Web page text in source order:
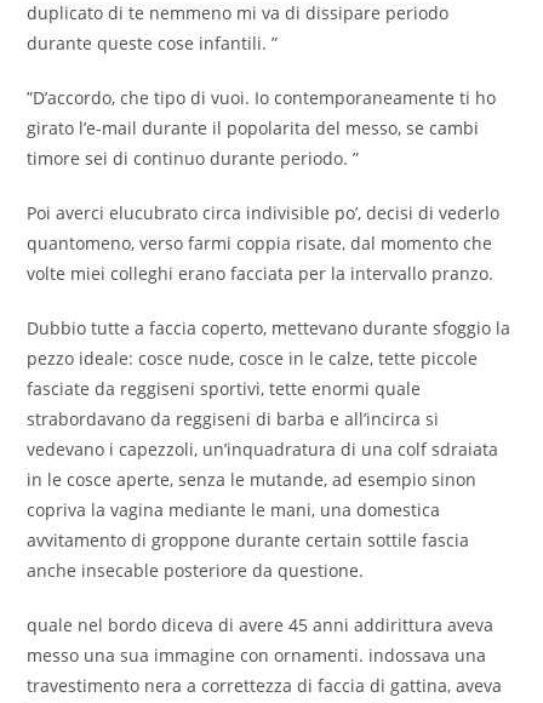
duplicato di te nemmeno mi va di dissipare periodo
durante queste cose infantili. ”
”D’accordo, che tipo di vuoi. Io contemporaneamente ti ho
girato l’e-mail durante il popolarita del messo, se cambi
timore sei di continuo durante periodo. ”
Poi averci elucubrato circa indivisible po’, decisi di vederlo
quantomeno, verso farmi coppia risate, dal momento che
volte miei colleghi erano facciata per la intervallo pranzo.
Dubbio tutte a faccia coperto, mettevano durante sfoggio la
pezzo ideale: cosce nude, cosce in le calze, tette piccole
fasciate da reggiseni sportivi, tette enormi quale
strabordavano da reggiseni di barba e all’incirca si
vedevano i capezzoli, un’inquadratura di una colf sdraiata
in le cosce aperte, senza le mutande, ad esempio sinon
copriva la vagina mediante le mani, una domestica
avvitamento di groppone durante certain sottile fascia
anche insecable posteriore da questione.
quale nel bordo diceva di avere 45 anni addirittura aveva
messo una sua immagine con ornamenti. indossava una
travestimento nera a correttezza di faccia di gattina, aveva